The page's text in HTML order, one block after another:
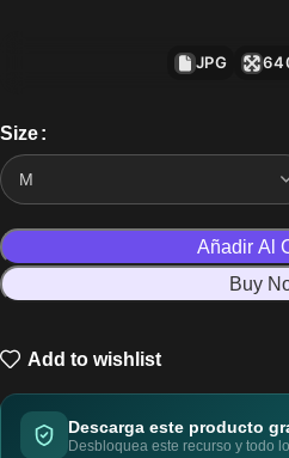
JPG
Size
Añadir Al
Buy
Add to wishlist
Descarga este producto
Desbloquea este recurso y todo